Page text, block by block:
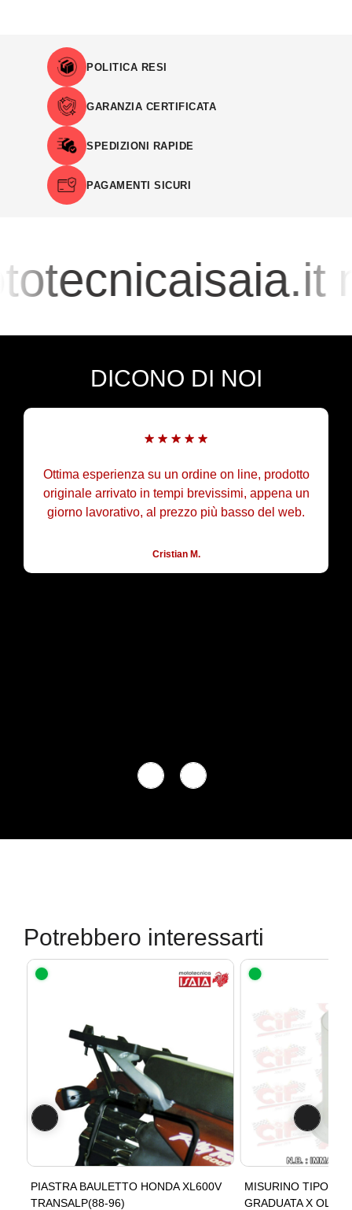
POLITICA RESI
GARANZIA CERTIFICATA
SPEDIZIONI RAPIDE
PAGAMENTI SICURI
DICONO DI NOI
Ottima esperienza su un ordine on line, prodotto
originale arrivato in tempi brevissimi, appena un
giorno lavorativo, al prezzo più basso del web.
Cristian M.
Potrebbero interessarti
PIASTRA BAULETTO HONDA XL600V
TRANSALP(88-96)
MISURINO TIPO
GRADUATA X OLIO